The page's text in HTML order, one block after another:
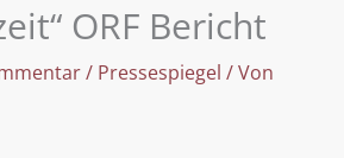
ORF Bericht
/ Pressespiegel / Von